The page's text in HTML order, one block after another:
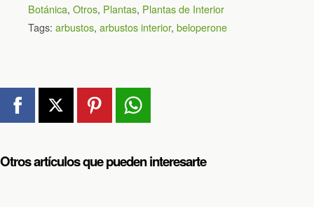
Botánica, Otros, Plantas, Plantas de Interior
Tags: arbustos, arbustos interior, beloperone
Otros artículos que pueden interesarte